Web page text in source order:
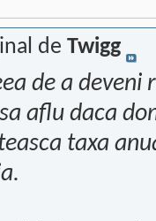
de Twigg
de a deveni
aflu daca
taxa